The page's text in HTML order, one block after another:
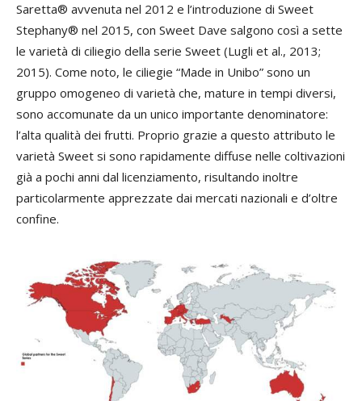
Saretta® avvenuta nel 2012 e l’introduzione di Sweet
Stephany® nel 2015, con Sweet Dave salgono così a sette
le varietà di ciliegio della serie Sweet (Lugli et al., 2013;
2015). Come noto, le ciliegie “Made in Unibo” sono un
gruppo omogeneo di varietà che, mature in tempi diversi,
sono accomunate da un unico importante denominatore:
l’alta qualità dei frutti. Proprio grazie a questo attributo le
varietà Sweet si sono rapidamente diffuse nelle coltivazioni
già a pochi anni dal licenziamento, risultando inoltre
particolarmente apprezzate dai mercati nazionali e d’oltre
confine.